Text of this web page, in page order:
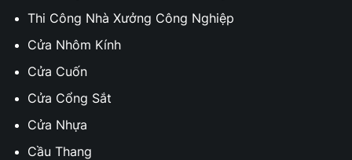
Thi Công Nhà Xưởng Công Nghiệp
Cửa Nhôm Kính
Cửa Cuốn
Cửa Cổng Sắt
Cửa Nhựa
Cầu Thang